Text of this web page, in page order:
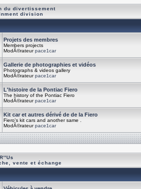
du divertissement
division
Projets des membres
Members projects
ModÃ©rateurpace1car
Gallerie de photographies et vidéos
Photographs & videos gallery
ModÃ©rateurpace1car
L'histoire de la Pontiac Fiero
The history of the Pontiac Fiero
ModÃ©rateurpace1car
Kit car et autres dérivé de de la Fiero
Fiero's kit cars and another same .
ModÃ©rateurpace1car
vente et échange